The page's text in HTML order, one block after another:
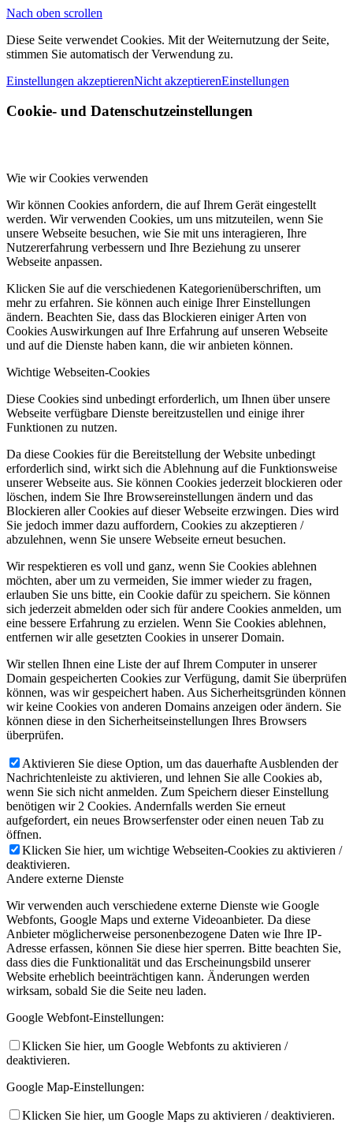
Nach oben scrollen
Diese Seite verwendet Cookies. Mit der Weiternutzung der Seite,
stimmen Sie automatisch der Verwendung zu.
Einstellungen akzeptierenNicht akzeptierenEinstellungen
Cookie- und Datenschutzeinstellungen
Wie wir Cookies verwenden
Wir können Cookies anfordern, die auf Ihrem Gerät eingestellt
werden. Wir verwenden Cookies, um uns mitzuteilen, wenn Sie
unsere Webseite besuchen, wie Sie mit uns interagieren, Ihre
Nutzererfahrung verbessern und Ihre Beziehung zu unserer
Webseite anpassen.
Klicken Sie auf die verschiedenen Kategorienüberschriften, um
mehr zu erfahren. Sie können auch einige Ihrer Einstellungen
ändern. Beachten Sie, dass das Blockieren einiger Arten von
Cookies Auswirkungen auf Ihre Erfahrung auf unseren Webseite
und auf die Dienste haben kann, die wir anbieten können.
Wichtige Webseiten-Cookies
Diese Cookies sind unbedingt erforderlich, um Ihnen über unsere
Webseite verfügbare Dienste bereitzustellen und einige ihrer
Funktionen zu nutzen.
Da diese Cookies für die Bereitstellung der Website unbedingt
erforderlich sind, wirkt sich die Ablehnung auf die Funktionsweise
unserer Webseite aus. Sie können Cookies jederzeit blockieren oder
löschen, indem Sie Ihre Browsereinstellungen ändern und das
Blockieren aller Cookies auf dieser Webseite erzwingen. Dies wird
Sie jedoch immer dazu auffordern, Cookies zu akzeptieren /
abzulehnen, wenn Sie unsere Webseite erneut besuchen.
Wir respektieren es voll und ganz, wenn Sie Cookies ablehnen
möchten, aber um zu vermeiden, Sie immer wieder zu fragen,
erlauben Sie uns bitte, ein Cookie dafür zu speichern. Sie können
sich jederzeit abmelden oder sich für andere Cookies anmelden, um
eine bessere Erfahrung zu erzielen. Wenn Sie Cookies ablehnen,
entfernen wir alle gesetzten Cookies in unserer Domain.
Wir stellen Ihnen eine Liste der auf Ihrem Computer in unserer
Domain gespeicherten Cookies zur Verfügung, damit Sie überprüfen
können, was wir gespeichert haben. Aus Sicherheitsgründen können
wir keine Cookies von anderen Domains anzeigen oder ändern. Sie
können diese in den Sicherheitseinstellungen Ihres Browsers
überprüfen.
Aktivieren Sie diese Option, um das dauerhafte Ausblenden der
Nachrichtenleiste zu aktivieren, und lehnen Sie alle Cookies ab,
wenn Sie sich nicht anmelden. Zum Speichern dieser Einstellung
benötigen wir 2 Cookies. Andernfalls werden Sie erneut
aufgefordert, ein neues Browserfenster oder einen neuen Tab zu
öffnen.
Klicken Sie hier, um wichtige Webseiten-Cookies zu aktivieren /
deaktivieren.
Andere externe Dienste
Wir verwenden auch verschiedene externe Dienste wie Google
Webfonts, Google Maps und externe Videoanbieter. Da diese
Anbieter möglicherweise personenbezogene Daten wie Ihre IP-
Adresse erfassen, können Sie diese hier sperren. Bitte beachten Sie,
dass dies die Funktionalität und das Erscheinungsbild unserer
Website erheblich beeinträchtigen kann. Änderungen werden
wirksam, sobald Sie die Seite neu laden.
Google Webfont-Einstellungen:
Klicken Sie hier, um Google Webfonts zu aktivieren /
deaktivieren.
Google Map-Einstellungen:
Klicken Sie hier, um Google Maps zu aktivieren / deaktivieren.